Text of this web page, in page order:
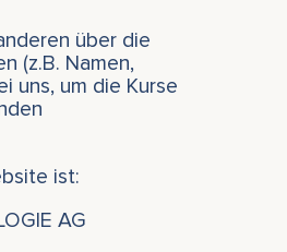
über die
(z.B. Namen,
uns, um die Kurse
ist:
AG